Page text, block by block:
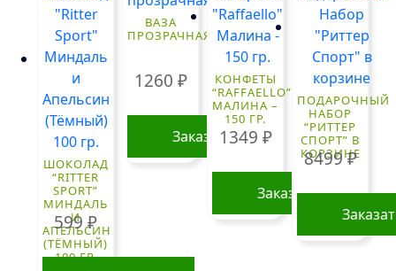
ШОКОЛАД
“RITTER
SPORT”
МИНДАЛЬ
И
АПЕЛЬСИН
(ТЁМНЫЙ)
100 ГР.
599₽
ВАЗА
ПРОЗРАЧНАЯ
1260 ₽
Заказать
КОНФЕТЫ
“RAFFAELLO”
МАЛИНА –
150 ГР.
1349 ₽
Заказать
ПОДАРОЧНЫЙ
НАБОР
“РИТТЕР
СПОРТ” В
КОРЗИНЕ
8499₽